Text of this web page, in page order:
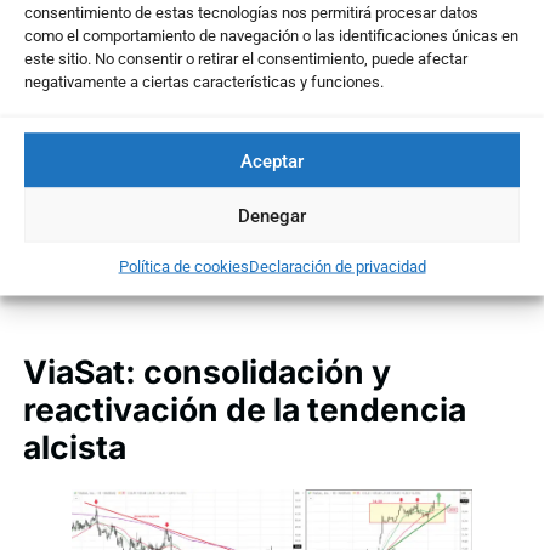
consentimiento de estas tecnologías nos permitirá procesar datos
como el comportamiento de navegación o las identificaciones únicas en
este sitio. No consentir o retirar el consentimiento, puede afectar
negativamente a ciertas características y funciones.
Aceptar
Denegar
Política de cookiesDeclaración de privacidad
ViaSat: consolidación y
reactivación de la tendencia
alcista